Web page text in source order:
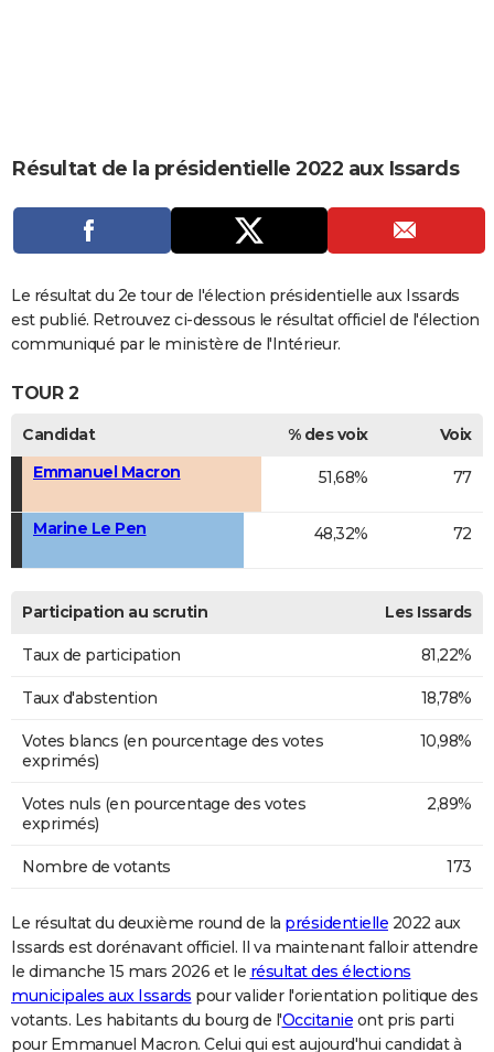
CARTE DE VOEUX
DICTIONNAIRE
Dictionnaire
Biographies
Expressions
Proverbes
PROGRAMME TV
COPAINS D'AVANT
S'inscrire
Se connecter
Lycées
Collèges
Primaires
Universités
Entreprises
Service militaire
Avis de recherche
AVIS DE DÉCÈS
FORUM
Bricolage
Culture
Television
Voyage
Résultat de la présidentielle 2022 aux Issards
Le résultat du 2e tour de l'élection présidentielle aux Issards
est publié. Retrouvez ci-dessous le résultat officiel de l'élection
communiqué par le ministère de l'Intérieur.
TOUR 2
Candidat % des voix
Voix
Emmanuel Macron
51,68% 77
Marine Le Pen 48,32% 72
Participation au scrutin Les Issards
Taux de participation 81,22%
Taux d'abstention 18,78%
Votes blancs (en pourcentage des votes
exprimés)
10,98%
Votes nuls (en pourcentage des votes
exprimés)
2,89%
Nombre de votants 173
Le résultat du deuxième round de la présidentielle 2022 aux
Issards est dorénavant officiel. Il va maintenant falloir attendre
le dimanche 15 mars 2026 et le résultat des élections
municipales aux Issards pour valider l'orientation politique des
votants. Les habitants du bourg de l'Occitanie ont pris parti
pour Emmanuel Macron. Celui qui est aujourd'hui candidat à